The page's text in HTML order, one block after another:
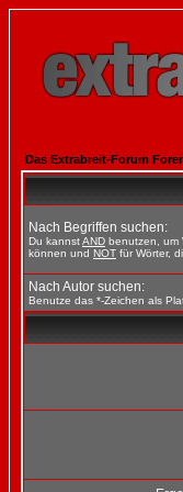
Das Extrabreit-Forum
Nach Begriffen suchen:
Du kannstAND benutzen, um
können und NOT für Wörter,
Nach Autor suchen:
Benutze das *-Zeichen als